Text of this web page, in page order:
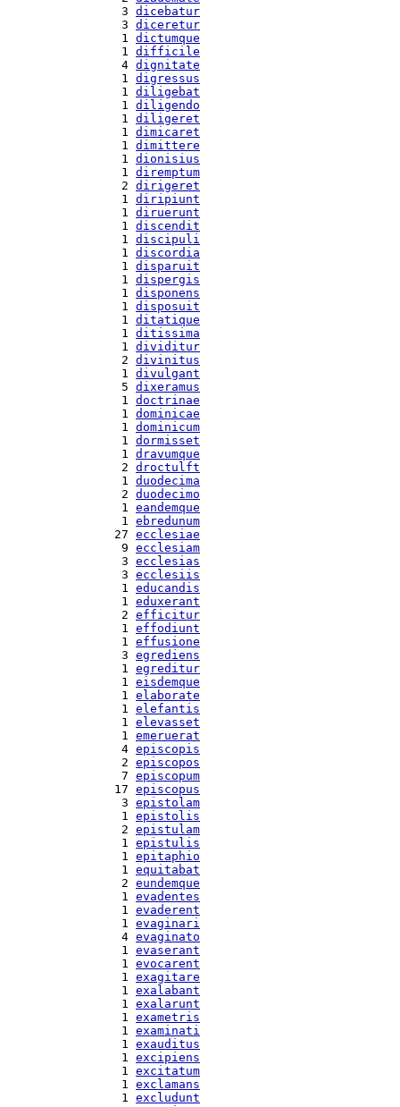
  3
dicebatur
  3
diceretur
  1
dictumque
  1
difficile
  4
dignitate
  1
digressus
  1
diligebat
  1
diligendo
  1
diligeret
  1
dimicaret
  1
dimittere
  1
dionisius
  1
diremptum
  2
dirigeret
  1
diripiunt
  1
diruerunt
  1
discendit
  1
discipuli
  1
discordia
  1
disparuit
  1
dispergis
  1
disponens
  1
disposuit
  1
ditatique
  1
ditissima
  1
dividitur
  2
divinitus
  1
divulgant
  5
dixeramus
  1
doctrinae
  1
dominicae
  1
dominicum
  1
dormisset
  1
dravumque
  2
droctulft
  1
duodecima
  2
duodecimo
  1
eandemque
  1
ebredunum
27 ecclesiae
  9
ecclesiam
  3
ecclesias
  3
ecclesiis
  1
educandis
  1
eduxerant
  2
efficitur
  1
effodiunt
  1
effusione
  3
egrediens
  1
egreditur
  1
eisdemque
  1
elaborate
  1
elefantis
  1
elevasset
  1
emeruerat
  4
episcopis
  2
episcopos
  7
episcopum
17 episcopus
  3
epistolam
  1
epistolis
  2
epistulam
  1
epistulis
  1
epitaphio
  1
equitabat
  2
eundemque
  1
evadentes
  1
evaderent
  1
evaginari
  4
evaginato
  1
evaserant
  1
evocarent
  1
exagitare
  1
exalabant
  1
exalarunt
  1
exametris
  1
examinati
  1
exauditus
  1
excipiens
  1
excitatum
  1
exclamans
  1
excludunt